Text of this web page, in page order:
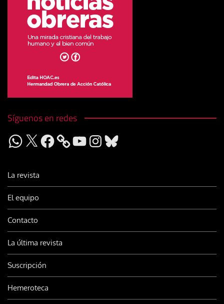
Síguenos en redes
WhatsApp
X Facebook YouTubeInstagram
Bluesky
La revista
El equipo
Contacto
La última revista
Suscripción
Hemeroteca